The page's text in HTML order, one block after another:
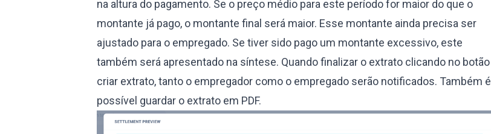
na altura do pagamento. Se o preço médio para este período for maior do que o
montante já pago, o montante final será maior. Esse montante ainda precisa ser
ajustado para o empregado. Se tiver sido pago um montante excessivo, este
também será apresentado na síntese. Quando finalizar o extrato clicando no botão
criar extrato, tanto o empregador como o empregado serão notificados. Também é
possível guardar o extrato em PDF.